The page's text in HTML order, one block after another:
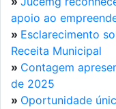
apoio ao
» Esclarecimento
Receita Municipal
» Contagem
de 2025
» Oportunidade